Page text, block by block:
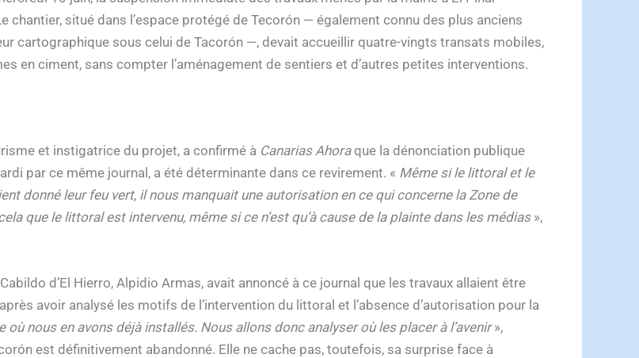
chantier, situé dans l’espace protégé de Tecorón — également connu des plus anciens
cartographique sous celui de Tacorón —, devait accueillir quatre-vingts transats mobiles,
en ciment, sans compter l’aménagement de sentiers et d’autres petites interventions.
et instigatrice du projet, a confirmé à Canarias Ahoraque la dénonciation publique
par ce même journal, a été déterminante dans ce revirement. « Même si le littoral et le
donné leur feu vert, il nous manquait une autorisation en ce qui concerne la Zone de
que le littoral est intervenu, même si ce n’est qu’à cause de la plainte dans les médias»,
d’El Hierro, Alpidio Armas, avait annoncé à ce journal que les travaux allaient être
avoir analysé les motifs de l’intervention du littoral et l’absence d’autorisation pour la
nous en avons déjà installés. Nous allons donc analyser où les placer à l’avenir»,
est définitivement abandonné. Elle ne cache pas, toutefois, sa surprise face à